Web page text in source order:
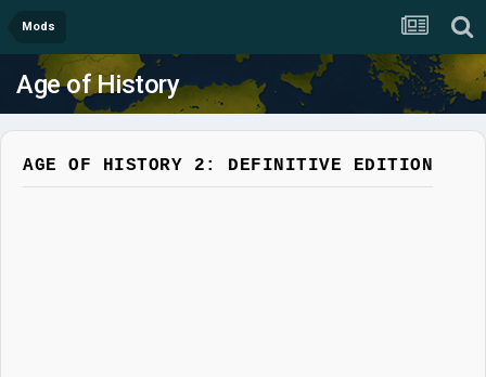
Mods
Age of History
AGE OF HISTORY 2: DEFINITIVE EDITION